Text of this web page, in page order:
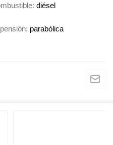
diésel
parabólica